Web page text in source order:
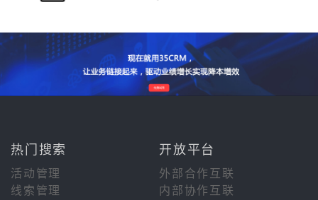
热门搜索 开放平台
活动管理
外部合作互联
线索管理
内部协作互联